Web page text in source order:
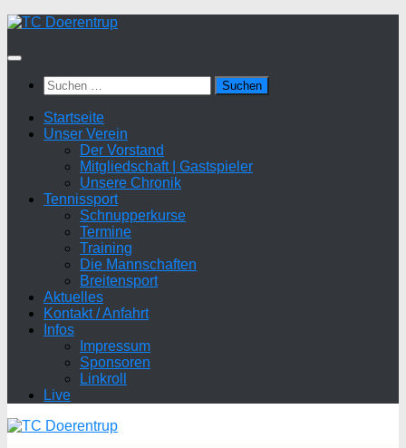
Zum
springen
Suchen
nach:
Startseite
Unser Verein
Der Vorstand
Mitgliedschaft | Gastspieler
Unsere Chronik
Tennissport
Schnupperkurse
Termine
Training
Die Mannschaften
Breitensport
Aktuelles
Kontakt / Anfahrt
Infos
Impressum
Sponsoren
Linkroll
Live